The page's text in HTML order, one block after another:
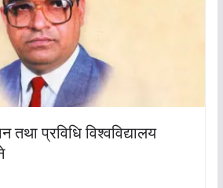
तथा प्रविधि विश्‍वविद्यालय